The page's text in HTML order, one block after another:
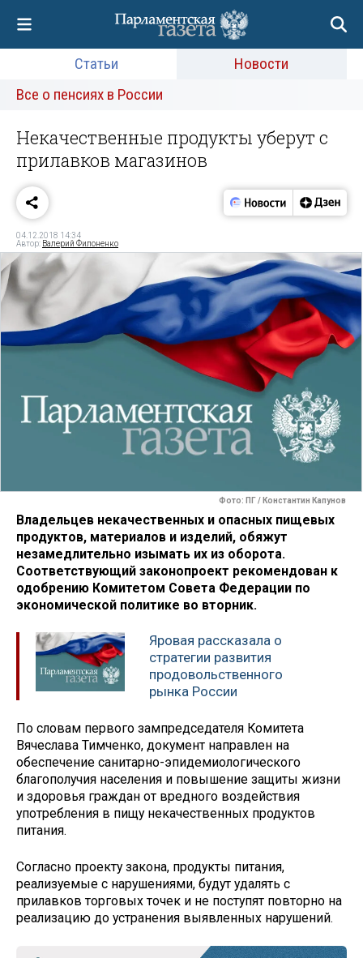
Статьи
Новости
Все о пенсиях в России
Некачественные продукты уберут с
прилавков магазинов
04.12.2018 14:34
Автор: Валерий Филоненко
Фото: ПГ / Константин Капунов
Владельцев некачественных и опасных пищевых
продуктов, материалов и изделий, обяжут
незамедлительно изымать их из оборота.
Соответствующий законопроект рекомендован к
одобрению Комитетом Совета Федерации по
экономической политике во вторник.
Яровая рассказала о
стратегии развития
продовольственного
рынка России
По словам первого зампредседателя Комитета
Вячеслава Тимченко, документ направлен на
обеспечение санитарно-эпидемиологического
благополучия населения и повышение защиты жизни
и здоровья граждан от вредного воздействия
употребления в пищу некачественных продуктов
питания.
Согласно проекту закона, продукты питания,
реализуемые с нарушениями, будут удалять с
прилавков торговых точек и не поступят повторно на
реализацию до устранения выявленных нарушений.